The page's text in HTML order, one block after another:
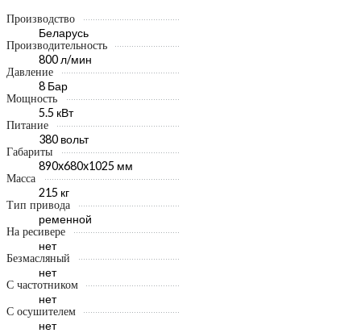
Производство
Беларусь
Производительность
800 л/мин
Давление
8 Бар
Мощность
5.5 кВт
Питание
380 вольт
Габариты
890x680x1025 мм
Масса
215 кг
Тип привода
ременной
На ресивере
нет
Безмасляный
нет
С частотником
нет
С осушителем
нет